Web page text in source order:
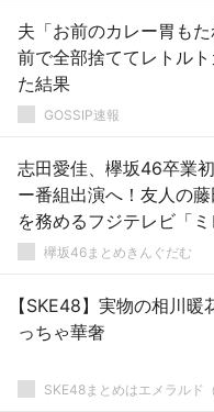
夫「お前のカレー胃も
前で全部捨ててレトル
た結果
GOSSIP速報
志田愛佳、欅坂46卒業
ー番組出演へ！友人の
を務めるフジテレビ「ミ
12/19・1/9放送に登場
欅坂46まとめきんぐだむ
【SKE48】実物の相川
っちゃ華奢
SKE48まとめはエメラルド